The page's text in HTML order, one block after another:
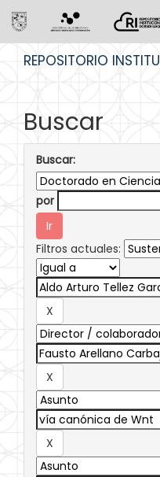
REPOSITORIO
Buscar
Buscar:
por
Filtros actuales: